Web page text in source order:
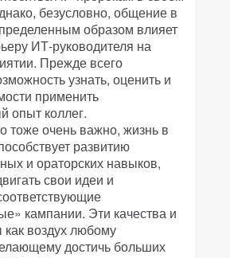
безусловно, общение в
образом влияет
ИТ-руководителя на
Прежде всего
узнать, оценить и
применить
опыт коллег.
тоже очень важно, жизнь в
развитию
и ораторских навыков,
свои идеи и
кампании. Эти качества и
воздух любому
достичь больших